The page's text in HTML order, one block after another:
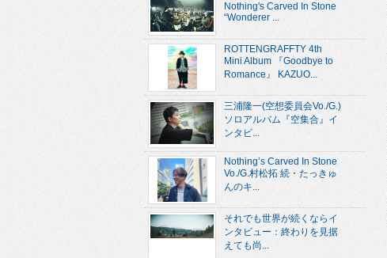
Nothing's Carved In Stone
“Wonderer ...
ROTTENGRAFFTY 4th
Mini Album 『Goodbye to
Romance』 KAZUO...
三浦隆一(空想委員会Vo./G.)
ソロアルバム『空集合』イ
ンタビ...
Nothing’s Carved In Stone
Vo./G.村松拓 続・たっきゅ
んのキ...
それでも世界が続くならイ
ンタビュー：終わりを見据
えても尚...